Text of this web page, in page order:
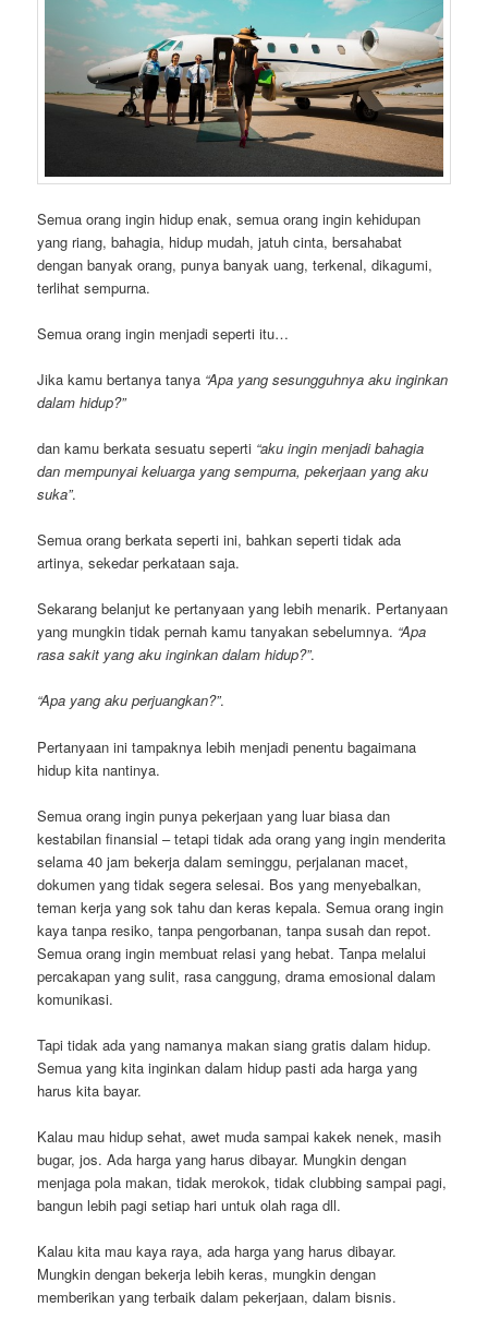
Semua orang ingin hidup enak, semua orang ingin kehidupan
yang riang, bahagia, hidup mudah, jatuh cinta, bersahabat
dengan banyak orang, punya banyak uang, terkenal, dikagumi,
terlihat sempurna.
Semua orang ingin menjadi seperti itu…
Jika kamu bertanya tanya “Apa yang sesungguhnya aku inginkan
dalam hidup?”
dan kamu berkata sesuatu seperti “aku ingin menjadi bahagia
dan mempunyai keluarga yang sempurna, pekerjaan yang aku
suka”.
Semua orang berkata seperti ini, bahkan seperti tidak ada
artinya, sekedar perkataan saja.
Sekarang belanjut ke pertanyaan yang lebih menarik. Pertanyaan
yang mungkin tidak pernah kamu tanyakan sebelumnya. “Apa
rasa sakit yang aku inginkan dalam hidup?”.
“Apa yang aku perjuangkan?”.
Pertanyaan ini tampaknya lebih menjadi penentu bagaimana
hidup kita nantinya.
Semua orang ingin punya pekerjaan yang luar biasa dan
kestabilan finansial – tetapi tidak ada orang yang ingin menderita
selama 40 jam bekerja dalam seminggu, perjalanan macet,
dokumen yang tidak segera selesai. Bos yang menyebalkan,
teman kerja yang sok tahu dan keras kepala. Semua orang ingin
kaya tanpa resiko, tanpa pengorbanan, tanpa susah dan repot.
Semua orang ingin membuat relasi yang hebat. Tanpa melalui
percakapan yang sulit, rasa canggung, drama emosional dalam
komunikasi.
Tapi tidak ada yang namanya makan siang gratis dalam hidup.
Semua yang kita inginkan dalam hidup pasti ada harga yang
harus kita bayar.
Kalau mau hidup sehat, awet muda sampai kakek nenek, masih
bugar, jos. Ada harga yang harus dibayar. Mungkin dengan
menjaga pola makan, tidak merokok, tidak clubbing sampai pagi,
bangun lebih pagi setiap hari untuk olah raga dll.
Kalau kita mau kaya raya, ada harga yang harus dibayar.
Mungkin dengan bekerja lebih keras, mungkin dengan
memberikan yang terbaik dalam pekerjaan, dalam bisnis.